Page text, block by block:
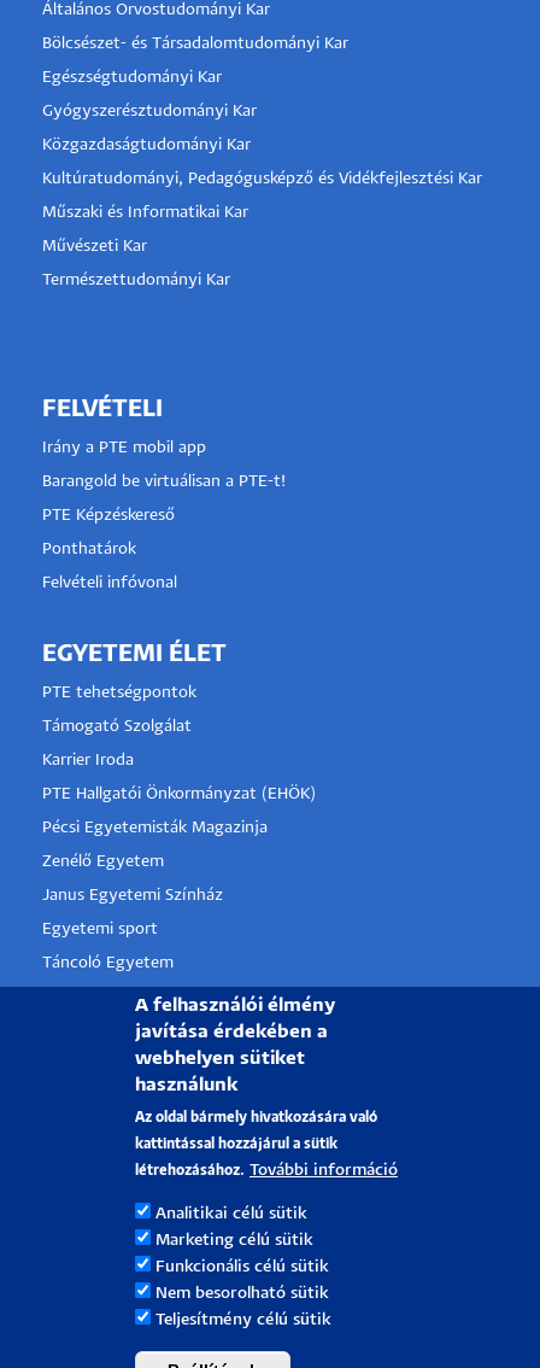
Általános Orvostudományi Kar
Bölcsészet- és Társadalomtudományi Kar
Egészségtudományi Kar
Gyógyszerésztudományi Kar
Közgazdaságtudományi Kar
Kultúratudományi, Pedagógusképző és Vidékfejlesztési Kar
Műszaki és Informatikai Kar
Művészeti Kar
Természettudományi Kar
FELVÉTELI
Irány a PTE mobil app
Barangold be virtuálisan a PTE-t!
PTE Képzéskereső
Ponthatárok
Felvételi infóvonal
EGYETEMI ÉLET
PTE tehetségpontok
Támogató Szolgálat
Karrier Iroda
PTE Hallgatói Önkormányzat (EHÖK)
Pécsi Egyetemisták Magazinja
Zenélő Egyetem
Janus Egyetemi Színház
Egyetemi sport
Táncoló Egyetem
H-7622 Pécs, Vasvári Pál utca. 4.
Felvételi információk:iranyapte@pte.hu
Tel.: +36-72/501-500/28085
Kollégium:kollegiumok.ehok@pte.hu
Tel.: +36-72/501 500/18562
Tanulmányi kérdések:
A felhasználói élmény
javítása érdekében a
webhelyen sütiket
használunk
Az oldal bármely hivatkozására való
kattintással hozzájárul a sütik
létrehozásához. További információ
Analitikai célú sütik
Marketing célú sütik
Funkcionális célú sütik
Nem besorolható sütik
Teljesítmény célú sütik